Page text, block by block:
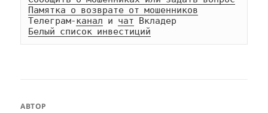
Памятка о возврате от мошенников
Телеграм-канал и чат
Белый список инвестиций
АВТОР